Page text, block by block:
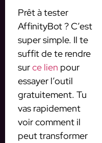
Prêt à tester
AffinityBot ? C’est
super simple. Il te
suffit de te rendre
surce lien pour
essayer l’outil
gratuitement. Tu
vas rapidement
voir comment il
peut transformer